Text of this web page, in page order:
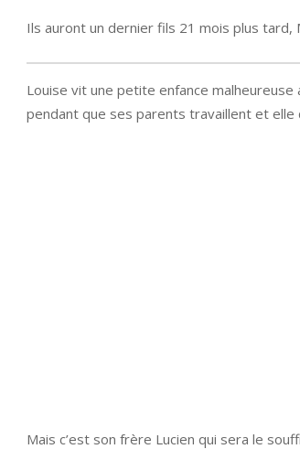
Ils auront un dernier fils 21 mois plus
Louise vit une petite enfance
pendant que ses parents travaillent et
Mais c’est son frère Lucien qui sera le